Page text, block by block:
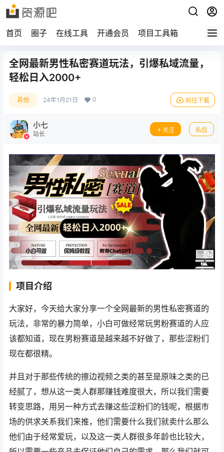
首页 圈子 在线工具 开通会员 项目工具箱
全网最新男性私密赛道玩法，引爆私域流量，
轻松日入2000+
其他 24年1月21日 0 前往下载
小七
站长
关注 私信
项目介绍
大家好，今天给大家分享一个全网最新的男性私密赛道的
玩法，非常的暴力简单，小白可做经常玩男粉赛道的人应
该都知道，现在男粉赛道是越来越不好做了，那些涩粉们
现在都很精。
并且对于那些传统的擦边视频之类的甚至是原味之类的已
经腻了，想从这一类人群那赚钱难度很大，所以我们需要
转变思路，用另一种方式去赚这些涩粉们的钱呢，根据市
场的供求关系我们来推，他们需要什么我们就卖什么那么
他们由于经常爱玩，以及这一类人群很多年龄也比较大，